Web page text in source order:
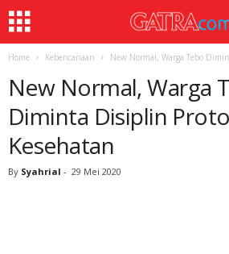
Home Kebencanaan New Normal, Warga Tebo
New Normal, Warga
Diminta Disiplin
Kesehatan
By Syahrial - 29 Mei 2020